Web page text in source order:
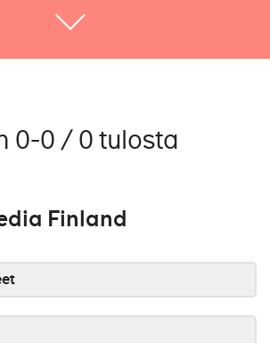
0-0 / 0 tulosta
Finland